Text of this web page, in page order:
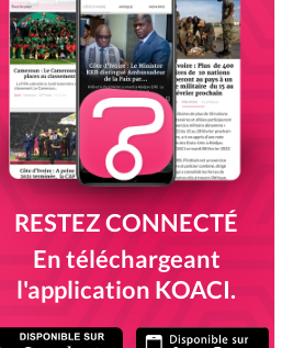
RESTEZ CONNECTÉ
En téléchargeant
l'application KOACI.